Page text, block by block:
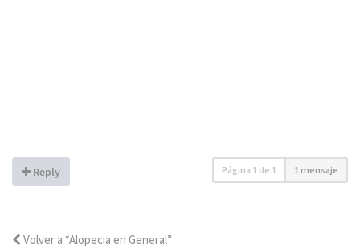
Reply Página 1 de 1 1 mensaje
Volver a “Alopecia en General”